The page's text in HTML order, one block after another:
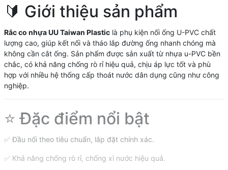
🔰 Giới thiệu sản phẩm
Rắc co nhựa UUTaiwan Plasticlà phụ kiện nối ống U-PVC chất
lượng cao, giúp kết nối và tháo lắp đường ống nhanh chóng mà
không cần cắt ống. Sản phẩm được sản xuất từ nhựa u-PVC bền
chắc, có khả năng chống rò rỉ hiệu quả, chịu áp lực tốt và phù
hợp với nhiều hệ thống cấp thoát nước dân dụng cũng như công
nghiệp.
⭐ Đặc điểm nổi bật
✅ Đầu nối theo tiêu chuẩn, lắp đặt chính xác.
✅ Khả năng chống rò rỉ, chống xì nước hiệu quả.